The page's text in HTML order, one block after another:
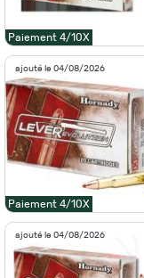
Paiement 4/10X
ajouté le 04/08/2026
Paiement 4/10X
ajouté le 04/08/2026